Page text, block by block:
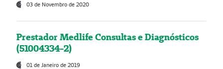
03 de Novembro de 2020
Prestador Medlife Consultas e Diagnósticos
(51004334-2)
01 de Janeiro de 2019